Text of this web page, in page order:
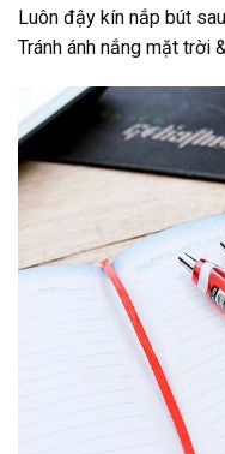
Luôn đậy kín nắp bút
Tránh ánh nắng mặt trời